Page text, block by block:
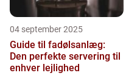
04 september 2025
Guide til fadølsanlæg:
Den perfekte servering til
enhver lejlighed